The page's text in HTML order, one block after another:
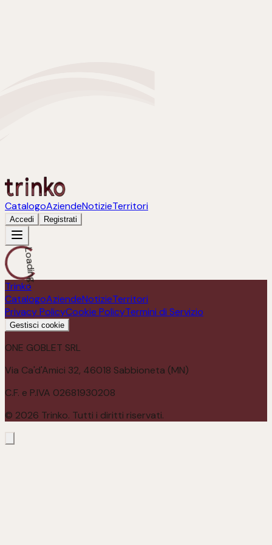
CatalogoAziendeNotizieTerritori
Accedi Registrati
Loading...
Trinko
CatalogoAziendeNotizieTerritori
Privacy PolicyCookie PolicyTermini di Servizio
Gestisci cookie
ONE GOBLET SRL
Via Ca'd'Amici 32, 46018 Sabbioneta (MN)
C.F. e P.IVA 02681930208
© 2026 Trinko. Tutti i diritti riservati.